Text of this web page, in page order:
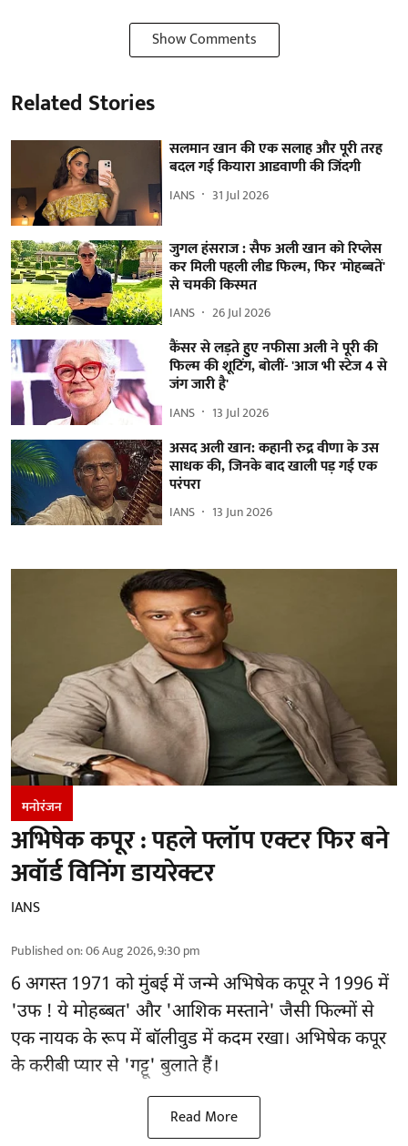
Show Comments
Related Stories
सलमान खान की एक सलाह और पूरी तरह
बदल गई कियारा आडवाणी की जिंदगी
IANS 31 Jul 2026
जुगल हंसराज : सैफ अली खान को रिप्लेस
कर मिली पहली लीड फिल्म, फिर 'मोहब्बतें'
से चमकी किस्मत
IANS 26 Jul 2026
कैंसर से लड़ते हुए नफीसा अली ने पूरी की
फिल्म की शूटिंग, बोलीं- 'आज भी स्टेज 4 से
जंग जारी है'
IANS 13 Jul 2026
असद अली खान: कहानी रुद्र वीणा के उस
साधक की, जिनके बाद खाली पड़ गई एक
परंपरा
IANS 13 Jun 2026
मनोरंजन
अभिषेक कपूर : पहले फ्लॉप एक्टर फिर बने
अवॉर्ड विनिंग डायरेक्टर
IANS
Published on:06 Aug 2026, 9:30 pm
6 अगस्त 1971 को मुंबई में जन्मे अभिषेक कपूर ने 1996 में
'उफ ! ये मोहब्बत' और 'आशिक मस्ताने' जैसी फिल्मों से
एक नायक के रूप मेंबॉलीवुडमें कदम रखा। अभिषेक कपूर
के करीबी प्यार से 'गट्टू' बुलाते हैं।
Read More